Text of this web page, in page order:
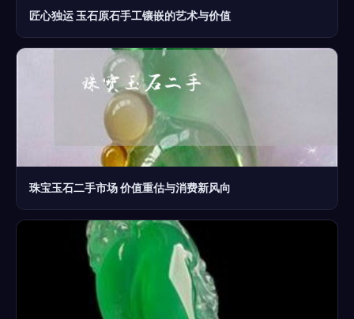
匠心独运 玉石原石手工镶嵌的艺术与价值
珠宝玉石二手市场 价值重估与消费新风向